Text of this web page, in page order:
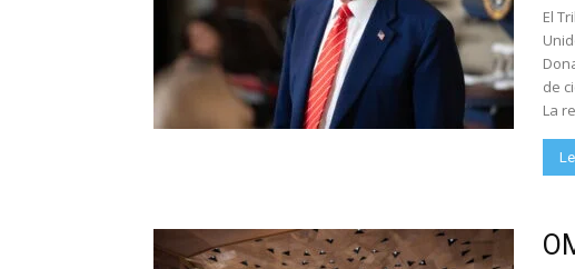
El
de
La